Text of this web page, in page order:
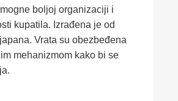
boljoj organizaciji i
kupatila. Izrađena je od
Vrata su obezbeđena
mehanizmom kako bi se